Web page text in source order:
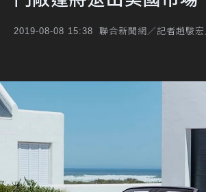
2019-08-08 15:38 聯合新聞網／記者趙駿